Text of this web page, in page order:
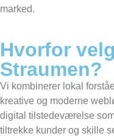
marked.
Hvorfor
Straumen?
Vi kombinerer lokal
kreative og moderne
digital tilstedeværelse
tiltrekke kunder og skille